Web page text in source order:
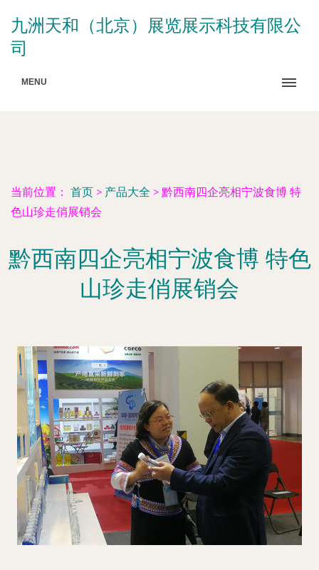
九洲天和（北京）展览展示科技有限公
司
MENU
当前位置： 首页 > 产品大全 > 黔西南四企亮相宁波食博 特
色山珍走俏展销会
黔西南四企亮相宁波食博 特色
山珍走俏展销会